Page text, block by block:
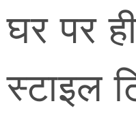
घर पर
स्टाइल